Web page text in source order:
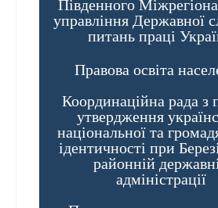
Південного
управління Державної
питань праці
Правова освіта
Координаційна рада з
утвердження
національної та
ідентичності при
районній
адміністрації